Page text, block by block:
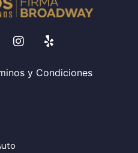
y Condiciones